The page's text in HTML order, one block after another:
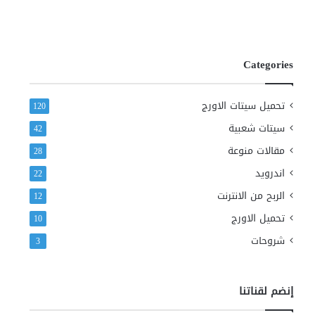
Categories
تحميل سيتات الاورج 120
سيتات شعبية 42
مقالات منوعة 28
اندرويد 22
الربح من الانترنت 12
تحميل الاورج 10
شروحات 3
إنضم لقناتنا